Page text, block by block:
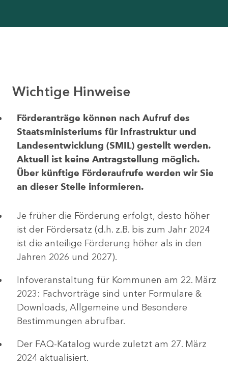
Wichtige Hinweise
Förderanträge können nach Aufruf des
Staatsministeriums für Infrastruktur und
Landesentwicklung (SMIL) gestellt werden.
Aktuell ist keine Antragstellung möglich.
Über künftige Förderaufrufe werden wir Sie
an dieser Stelle informieren.
Je früher die Förderung erfolgt, desto höher
ist der Fördersatz (d.h. z.B. bis zum Jahr 2024
ist die anteilige Förderung höher als in den
Jahren 2026 und 2027).
Infoveranstaltung für Kommunen am 22. März
2023: Fachvorträge sind unter Formulare &
Downloads, Allgemeine und Besondere
Bestimmungen abrufbar.
Der FAQ-Katalog wurde zuletzt am 27. März
2024 aktualisiert.